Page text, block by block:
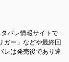
バレ情報サイトで
ガー」などや最終回
レは発売後であり違